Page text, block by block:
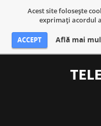
Acest site foloseşte
exprimaţi acordul
ACCEPT Află mai